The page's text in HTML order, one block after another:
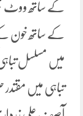
کے ساتھ ووٹ
کے ساتھ خون
میں مسلسل
تباہی میں